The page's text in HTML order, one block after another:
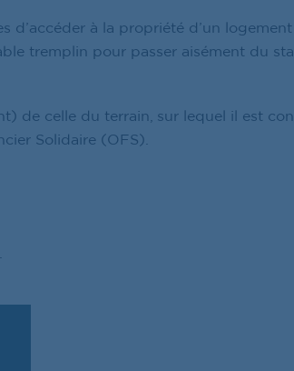
d’accéder à la propriété d’un
tremplin pour passer aisément du
de celle du terrain, sur lequel il est
Solidaire (OFS).